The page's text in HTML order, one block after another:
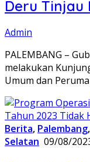
Deru Tinjau
Admin
PALEMBANG –
melakukan
Umum dan
Berita, Palembang,
Selatan 09/08/